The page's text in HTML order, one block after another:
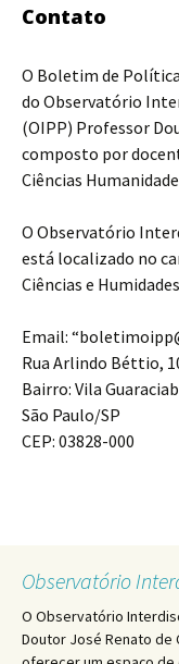
Contato
O Boletim de
do Observatório
(OIPP) Professor
composto por
Ciências
O Observatório
está localizado no
Ciências e
Email:
Rua Arlindo Béttio,
Bairro: Vila
São Paulo/SP
CEP: 03828-000
Observatório
O Observatório
Doutor José Renato de